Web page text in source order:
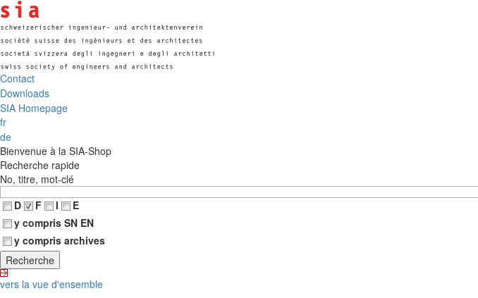
Contact
Downloads
SIA Homepage
fr
de
Bienvenue à la SIA-Shop
Recherche rapide
No, titre, mot-clé
D
F I
E
y compris SN EN
y compris archives
vers la vue d'ensemble